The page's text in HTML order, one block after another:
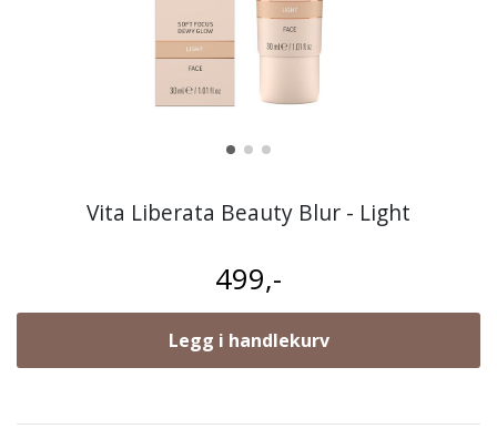
Vita Liberata Beauty Blur - Light
499,-
Legg i handlekurv